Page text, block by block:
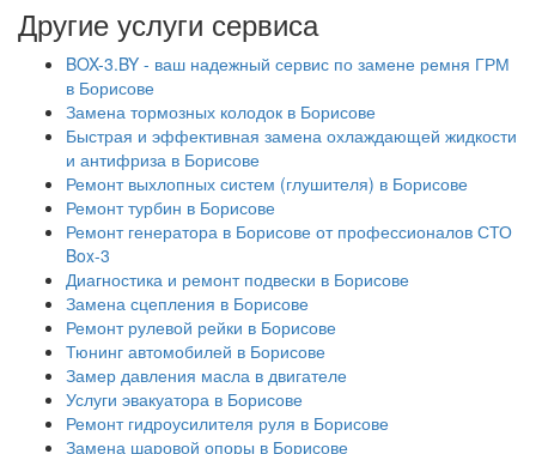
Другие услуги сервиса
BOX-3.BY - ваш надежный сервис по замене ремня ГРМ
в Борисове
Замена тормозных колодок в Борисове
Быстрая и эффективная замена охлаждающей жидкости
и антифриза в Борисове
Ремонт выхлопных систем (глушителя) в Борисове
Ремонт турбин в Борисове
Ремонт генератора в Борисове от профессионалов СТО
Box-3
Диагностика и ремонт подвески в Борисове
Замена сцепления в Борисове
Ремонт рулевой рейки в Борисове
Тюнинг автомобилей в Борисове
Замер давления масла в двигателе
Услуги эвакуатора в Борисове
Ремонт гидроусилителя руля в Борисове
Замена шаровой опоры в Борисове